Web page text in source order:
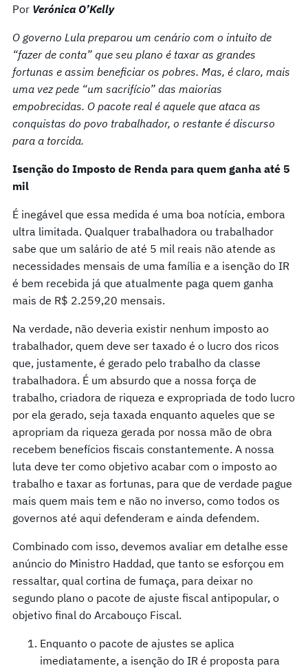
Por Verónica O’Kelly
O governo Lula preparou um cenário com o intuito de
“fazer de conta” que seu plano é taxar as grandes
fortunas e assim beneficiar os pobres. Mas, é claro, mais
uma vez pede “um sacrifício” das maiorias
empobrecidas. O pacote real é aquele que ataca as
conquistas do povo trabalhador, o restante é discurso
para a torcida.
Isenção do Imposto de Renda para quem ganha até 5
mil
É inegável que essa medida é uma boa notícia, embora
ultra limitada. Qualquer trabalhadora ou trabalhador
sabe que um salário de até 5 mil reais não atende as
necessidades mensais de uma família e a isenção do IR
é bem recebida já que atualmente paga quem ganha
mais de R$ 2.259,20 mensais.
Na verdade, não deveria existir nenhum imposto ao
trabalhador, quem deve ser taxado é o lucro dos ricos
que, justamente, é gerado pelo trabalho da classe
trabalhadora. É um absurdo que a nossa força de
trabalho, criadora de riqueza e expropriada de todo lucro
por ela gerado, seja taxada enquanto aqueles que se
apropriam da riqueza gerada por nossa mão de obra
recebem benefícios fiscais constantemente. A nossa
luta deve ter como objetivo acabar com o imposto ao
trabalho e taxar as fortunas, para que de verdade pague
mais quem mais tem e não no inverso, como todos os
governos até aqui defenderam e ainda defendem.
Combinado com isso, devemos avaliar em detalhe esse
anúncio do Ministro Haddad, que tanto se esforçou em
ressaltar, qual cortina de fumaça, para deixar no
segundo plano o pacote de ajuste fiscal antipopular, o
objetivo final do Arcabouço Fiscal.
Enquanto o pacote de ajustes se aplica
imediatamente, a isenção do IR é proposta para